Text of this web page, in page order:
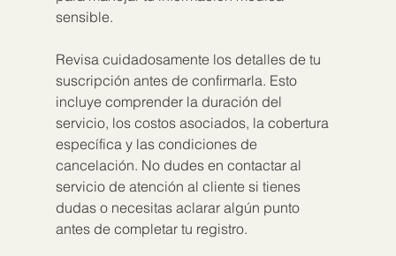
sensible.
Revisa cuidadosamente los detalles de tu
suscripción antes de confirmarla. Esto
incluye comprender la duración del
servicio, los costos asociados, la cobertura
específica y las condiciones de
cancelación. No dudes en contactar al
servicio de atención al cliente si tienes
dudas o necesitas aclarar algún punto
antes de completar tu registro.